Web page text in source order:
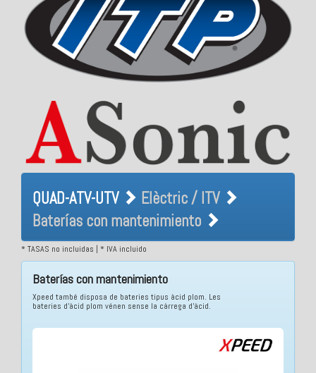
QUAD-ATV-UTV Elèctric / ITV
Baterías con mantenimiento
QUAD-ATV-UTV
Elèctric / ITV
Baterías con mantenimiento
* TASAS no incluidas | * IVA incluido
Baterías con mantenimiento
Xpeed també disposa de bateries tipus àcid plom. Les
bateries d'àcid plom vénen sense la càrrega d'àcid.